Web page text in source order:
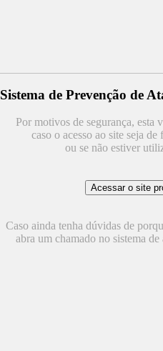
Sistema de Prevenção de
Por motivos de segurança, esta
caso o acesso ao site seja
ou se não estiver
Caso ainda tenha dúvidas de
abra um chamado no sistema